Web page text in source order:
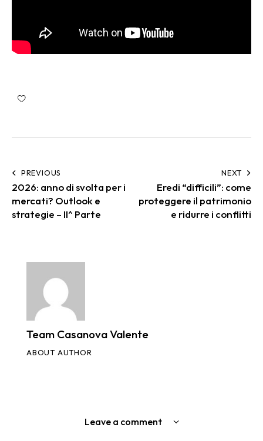
PREVIOUS
2026: anno di svolta per i
mercati? Outlook e
strategie – II^ Parte
NEXT
Eredi “difficili”: come
proteggere il patrimonio
e ridurre i conflitti
Team Casanova Valente
ABOUT AUTHOR
Leave a comment